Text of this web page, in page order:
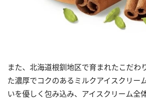
また、北海道根釧地区で育まれたこだわ
た濃厚でコクのあるミルクアイスクリー
いを優しく包み込み、アイスクリーム全